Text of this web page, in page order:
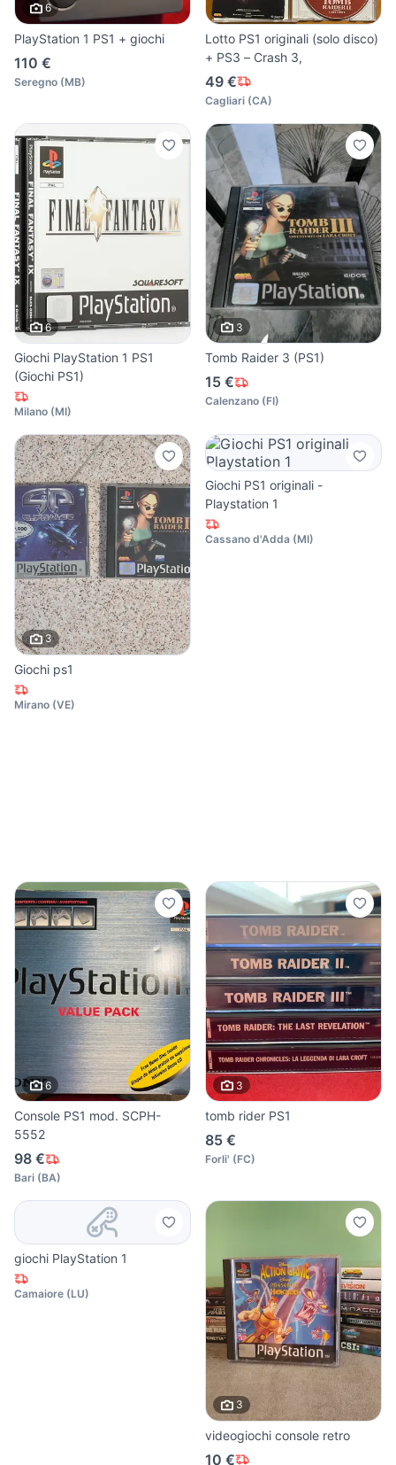
6
PlayStation 1 PS1 + giochi
110 €
Seregno (MB)
Lotto PS1 originali (solo disco)
+ PS3 – Crash 3,
49 €
Cagliari (CA)
6
Giochi PlayStation 1 PS1
(Giochi PS1)
Milano (MI)
3
Tomb Raider 3 (PS1)
15 €
Calenzano (FI)
3
Giochi ps1
Mirano (VE)
Giochi PS1 originali -
Playstation 1
Cassano d'Adda (MI)
6
Console PS1 mod. SCPH-
5552
98 €
Bari (BA)
3
tomb rider PS1
85 €
Forli' (FC)
giochi PlayStation 1
Camaiore (LU)
3
videogiochi console retro
10 €